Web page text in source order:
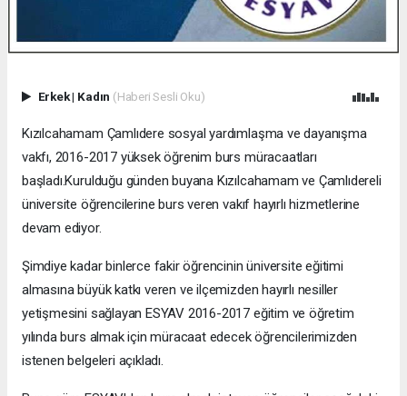
Erkek| Kadın (Haberi Sesli Oku)
Kızılcahamam Çamlıdere sosyal yardımlaşma ve dayanışma
vakfı, 2016-2017 yüksek öğrenim burs müracaatları
başladı.Kurulduğu günden buyana Kızılcahamam ve Çamlıdereli
üniversite öğrencilerine burs veren vakıf hayırlı hizmetlerine
devam ediyor.
Şimdiye kadar binlerce fakir öğrencinin üniversite eğitimi
almasına büyük katkı veren ve ilçemizden hayırlı nesiller
yetişmesini sağlayan ESYAV 2016-2017 eğitim ve öğretim
yılında burs almak için müracaat edecek öğrencilerimizden
istenen belgeleri açıkladı.